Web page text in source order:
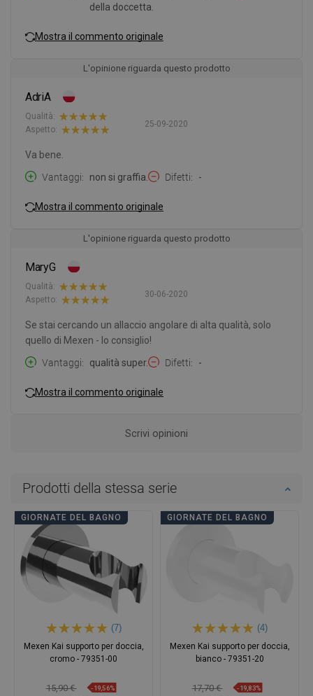
della doccetta.
Mostra il commento originale
L'opinione riguarda questo prodotto
AdriA
25-09-2020
Qualità:
Aspetto:
Va bene.
Vantaggi
non si graffia. Difetti -
Mostra il commento originale
L'opinione riguarda questo prodotto
MaryG
30-06-2020
Qualità:
Aspetto:
Se stai cercando un allaccio angolare di alta qualità, solo
quello di Mexen - lo consiglio!
Vantaggi
qualità super. Difetti -
Mostra il commento originale
Scrivi opinioni
Prodotti della stessa serie
GIORNATE DEL BAGNO
(7)
Mexen Kai supporto per doccia,
cromo - 79351-00
15,90 € -19,56%
GIORNATE DEL BAGNO
(4)
Mexen Kai supporto per doccia,
bianco - 79351-20
17,70 € -19,83%